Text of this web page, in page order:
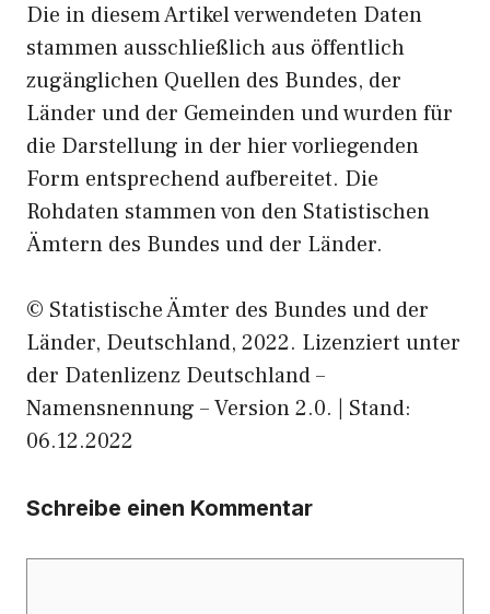
Die in diesem Artikel verwendeten Daten
stammen ausschließlich aus öffentlich
zugänglichen Quellen des Bundes, der
Länder und der Gemeinden und wurden für
die Darstellung in der hier vorliegenden
Form entsprechend aufbereitet. Die
Rohdaten stammen von den Statistischen
Ämtern des Bundes und der Länder.
© Statistische Ämter des Bundes und der
Länder, Deutschland, 2022. Lizenziert unter
der Datenlizenz Deutschland –
Namensnennung – Version 2.0. | Stand:
06.12.2022
Schreibe einen Kommentar